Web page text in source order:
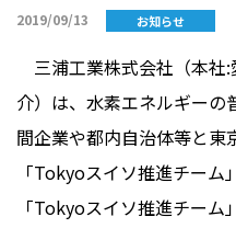
2019/09/13 お知らせ
三浦工業株式会社（本社
介）は、水素エネルギーの
間企業や都内自治体等と東
「Tokyoスイソ推進チー
「Tokyoスイソ推進チー